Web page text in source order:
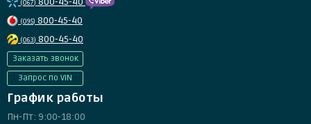
(067)
(095) 800-45-40
(063) 800-45-40
Заказать звонок
Запрос по VIN
График работы
Пн-Пт: 9:00-18:00